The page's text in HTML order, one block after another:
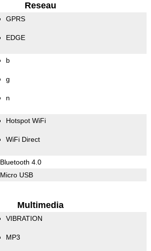
Reseau
GPRS
EDGE
b
g
n
Hotspot WiFi
WiFi Direct
Bluetooth 4.0
Micro USB
Multimedia
VIBRATION
MP3